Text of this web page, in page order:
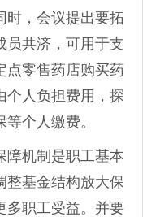
时，会议提出要拓
员共济，可用于支
点零售药店购买药
个人负担费用，探
个人缴费。
障机制是职工基本
整基金结构放大保
多职工受益。并要